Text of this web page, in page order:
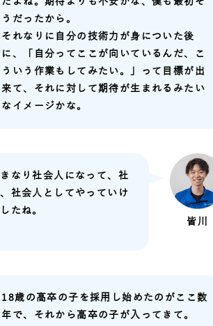
うだったから。
それなりに自分の技術力が身についた後
に、「自分ってここが向いているんだ、こ
ういう作業もしてみたい。」って目標が出
来て、それに対して期待が生まれるみたい
なイメージかな。
皆川
なり社会人になって、社
社会人としてやっていけ
たね。
18歳の高卒の子を採用し始めたのがここ数
年で、それから高卒の子が入ってきて。